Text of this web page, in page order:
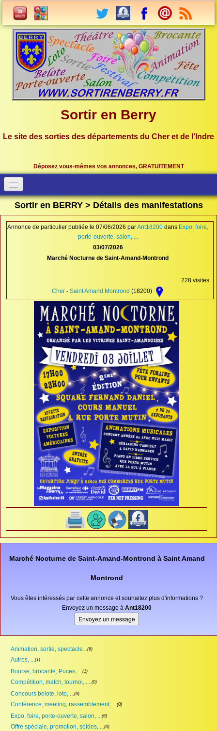
Sortir en Berry
Le site des sorties des départements du Cher et de l'Indre
Déposez vous-mêmes vos annonces, GRATUITEMENT
Accueil
Proposer une annonce
Recherche
Connection
Sortir en BERRY > Détails des manifestations
Annonce de particulier publiée le 07/06/2026 parAnt18200 dans Expo, foire,
porte-ouverte, salon, ...
03/07/2026
Marché Nocturne de Saint-Amand-Montrond
228 visites
Cher - Saint Amand Montrond (18200)
Marché Nocturne de Saint-Amand-Montrond à Saint Amand
Montrond
Vous êtes intéressés par cette annonce et souhaitez plus d'informations ?
Envoyez un message à Ant18200
Animation, sortie, spectacle... (6)
Autres, ... (1)
Bourse, brocante, Puces, ... (1)
Compétition, match, tournoi, .... (0)
Concours belote, loto, ... (0)
Conférence, meeting, rassemblement, ... (0)
Expo, foire, porte-ouverte, salon, ... (6)
Offre spéciale, promotion, soldes, ... (0)